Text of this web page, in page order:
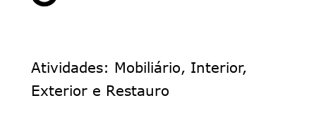
Atividades: Mobiliário, Interior,
Exterior e Restauro